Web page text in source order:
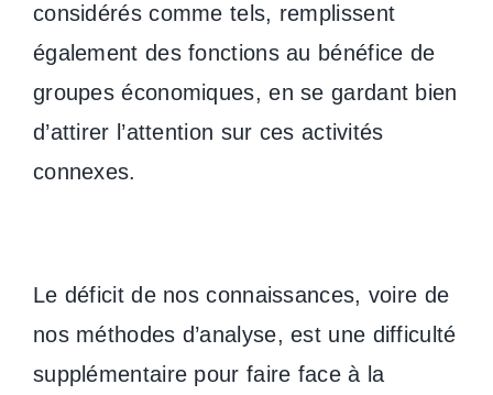
considérés comme tels, remplissent
également des fonctions au bénéfice de
groupes économiques, en se gardant bien
d’attirer l’attention sur ces activités
connexes.
Le déficit de nos connaissances, voire de
nos méthodes d’analyse, est une difficulté
supplémentaire pour faire face à la